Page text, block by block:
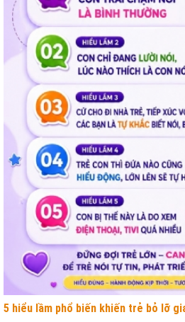
5 hiểu lầm phổ biến khiến trẻ bỏ lỡ